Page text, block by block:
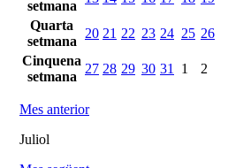
setmana
Quarta
setmana
20 21 22 23 24 25 26
Cinquena
setmana
27 28 29 30 31 1 2
Mes anterior
Juliol